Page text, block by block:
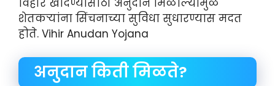
शेतकऱ्यांना सिंचनाच्या सुविधा सुधारण्यास मदत
होते. Vihir Anudan Yojana
अनुदान किती मिळते?